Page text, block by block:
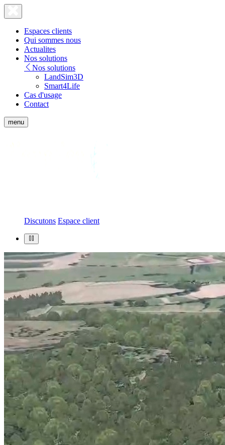
le
Lien
page
Espaces clients
Qui sommes nous
Actualites
Nos solutions
Nos solutions
LandSim3D
Smart4Life
Cas d'usage
Contact
Afficher
le
menu
Discutons Espace client
Bionatics